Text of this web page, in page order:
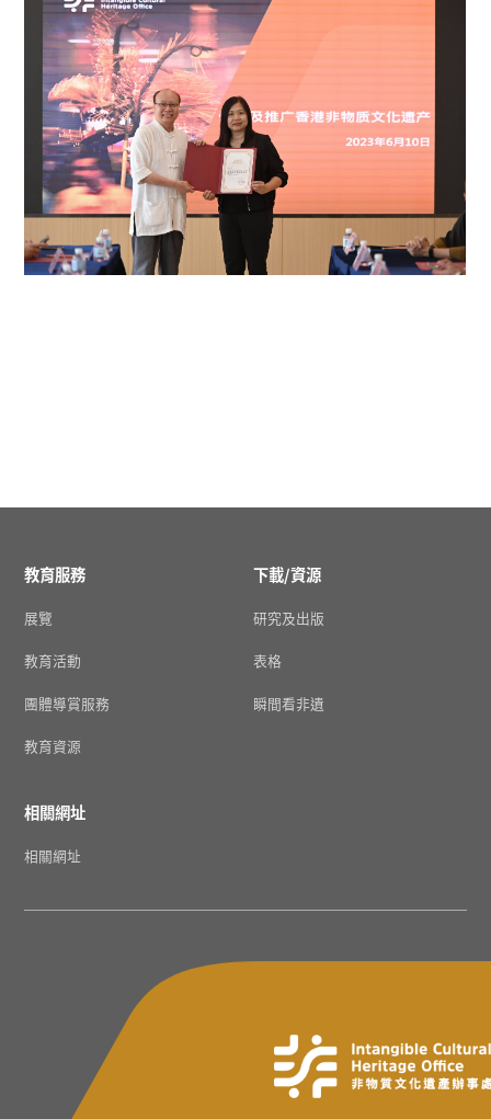
教育服務
展覽
教育活動
團體導賞服務
教育資源
下載/資源
研究及出版
表格
瞬間看非遺
相關網址
相關網址